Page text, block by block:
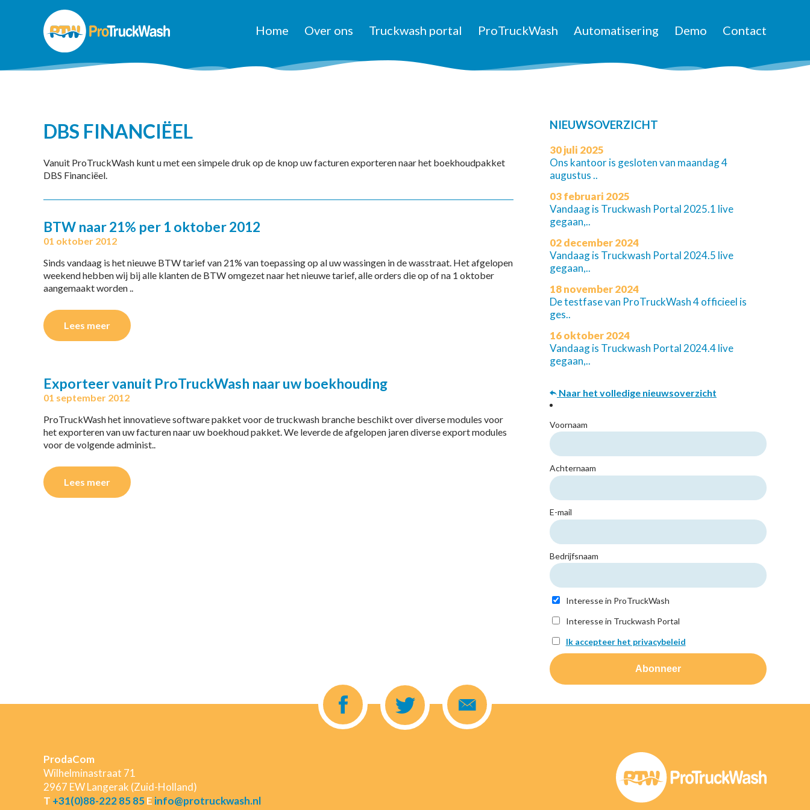
Home Over ons Truckwash portal ProTruckWash Automatisering Demo Contact
DBS FINANCIËEL
Vanuit ProTruckWash kunt u met een simpele druk op de knop uw facturen exporteren naar het boekhoudpakket
DBS Financiëel.
BTW naar 21% per 1 oktober 2012
01 oktober 2012
Sinds vandaag is het nieuwe BTW tarief van 21% van toepassing op al uw wassingen in de wasstraat. Het afgelopen
weekend hebben wij bij alle klanten de BTW omgezet naar het nieuwe tarief, alle orders die op of na 1 oktober
aangemaakt worden ..
Lees meer
Exporteer vanuit ProTruckWash naar uw boekhouding
01 september 2012
ProTruckWash het innovatieve software pakket voor de truckwash branche beschikt over diverse modules voor
het exporteren van uw facturen naar uw boekhoud pakket. We leverde de afgelopen jaren diverse export modules
voor de volgende administ..
Lees meer
NIEUWSOVERZICHT
30 juli 2025
Ons kantoor is gesloten van maandag 4
augustus ..
03 februari 2025
Vandaag is Truckwash Portal 2025.1 live
gegaan,..
02 december 2024
Vandaag is Truckwash Portal 2024.5 live
gegaan,..
18 november 2024
De testfase van ProTruckWash 4 officieel is
ges..
16 oktober 2024
Vandaag is Truckwash Portal 2024.4 live
gegaan,..
Naar het volledige nieuwsoverzicht
Voornaam
Achternaam
E-mail
Bedrijfsnaam
Interesse in ProTruckWash
Interesse in Truckwash Portal
Ik accepteer het privacybeleid
ProdaCom
Wilhelminastraat 71
2967 EW Langerak (Zuid-Holland)
T +31(0)88-222 85 85E info@protruckwash.nl